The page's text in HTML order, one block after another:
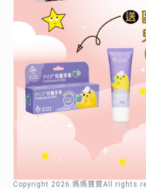
Copyright 2026 .媽媽寶寶All rights